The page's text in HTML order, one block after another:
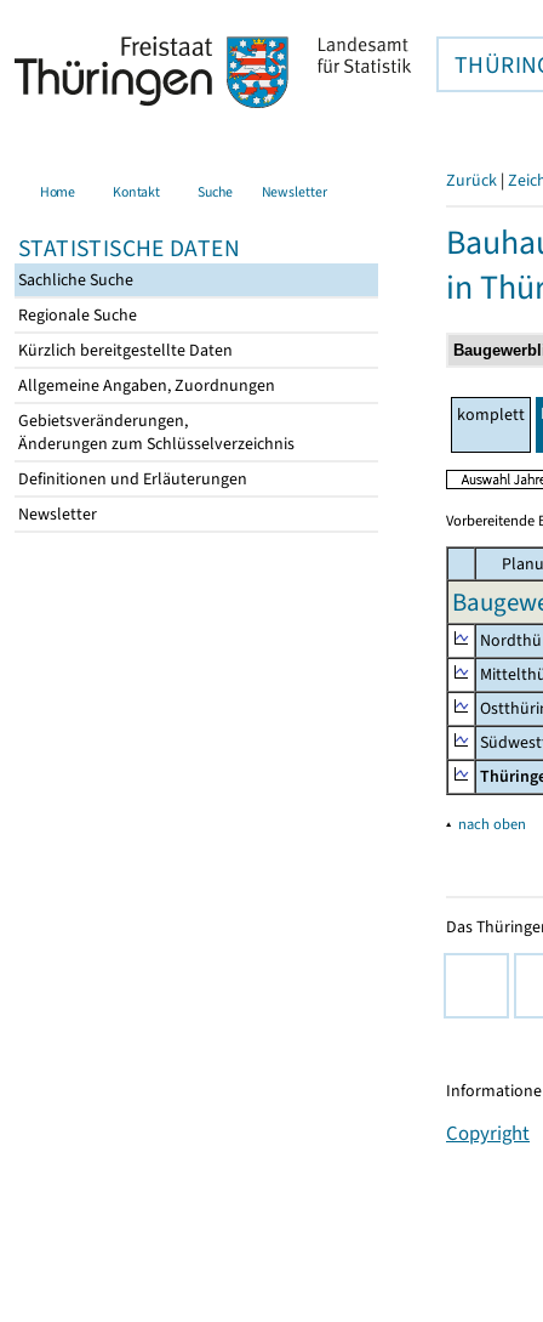
Home Kontakt Suche Newsletter
STATISTISCHE DATEN
Sachliche Suche
Regionale Suche
Kürzlich bereitgestellte Daten
Allgemeine Angaben, Zuordnungen
Gebietsveränderungen,
Änderungen zum Schlüsselverzeichnis
Definitionen und Erläuterungen
Newsletter
Zurück |
in
komplett
Vorbereitende
▴ nach oben
Das
Copyright